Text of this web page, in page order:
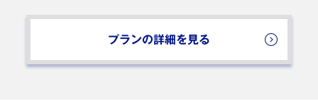
プランの詳細を見る